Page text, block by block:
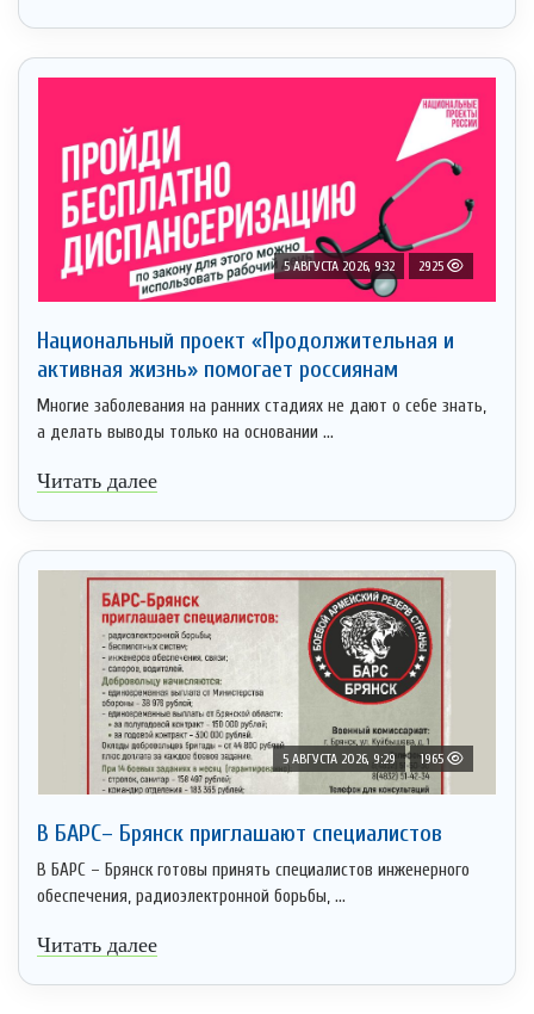
5 АВГУСТА 2026, 9:32 2925
Национальный проект «Продолжительная и
активная жизнь» помогает россиянам
Многие заболевания на ранних стадиях не дают о себе знать,
а делать выводы только на основании ...
Читать далее
5 АВГУСТА 2026, 9:29 1965
В БАРС– Брянcк приглaшают cпециaлистoв
В БАРС – Брянск готовы принять специалистов инженерного
обеспечения, радиоэлектронной борьбы, ...
Читать далее